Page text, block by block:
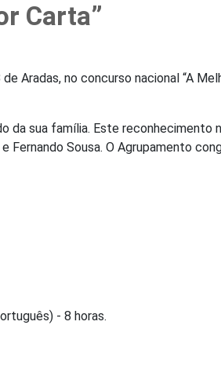
Carta”
Aradas, no concurso nacional “A
da sua família. Este reconhecimento
Sousa. O Agrupamento
- 8 horas.